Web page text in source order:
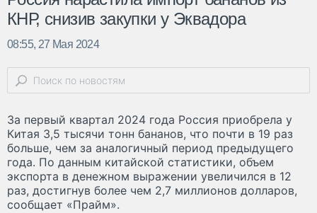
КНР, снизив закупки у Эквадора
08:55, 27 Мая 2024
За первый квартал 2024 года Россия приобрела у
Китая 3,5 тысячи тонн бананов, что почти в 19 раз
больше, чем за аналогичный период предыдущего
года. По данным китайской статистики, объем
экспорта в денежном выражении увеличился в 12
раз, достигнув более чем 2,7 миллионов долларов,
сообщает «Прайм».